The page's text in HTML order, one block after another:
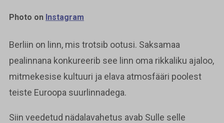
Photo on Instagram
Berliin on linn, mis trotsib ootusi. Saksamaa
pealinnana konkureerib see linn oma rikkaliku ajaloo,
mitmekesise kultuuri ja elava atmosfääri poolest
teiste Euroopa suurlinnadega.
Siin veedetud nädalavahetus avab Sulle selle